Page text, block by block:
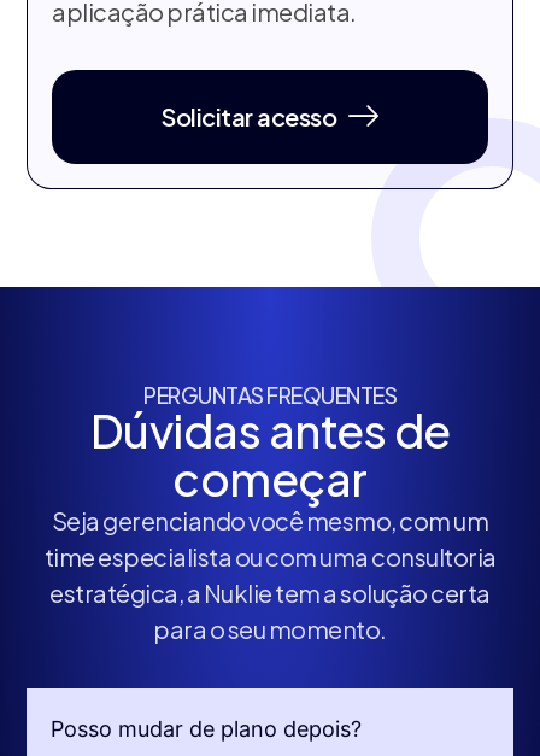
aplicação prática imediata.
Solicitar acesso
PERGUNTAS FREQUENTES
Dúvidas antes de
começar
Seja gerenciando você mesmo, com um
time especialista ou com uma consultoria
estratégica, a Nuklie tem a solução certa
para o seu momento.
Posso mudar de plano depois?